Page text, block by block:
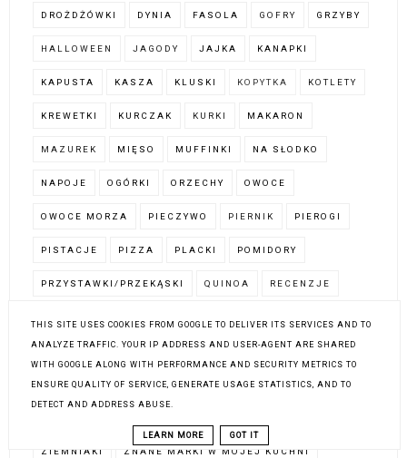
DROŻDŻÓWKI DYNIA FASOLA GOFRY GRZYBY
HALLOWEEN JAGODY JAJKA KANAPKI
KAPUSTA KASZA KLUSKI KOPYTKA KOTLETY
KREWETKI KURCZAK KURKI MAKARON
MAZUREK MIĘSO MUFFINKI NA SŁODKO
NAPOJE OGÓRKI ORZECHY OWOCE
OWOCE MORZA PIECZYWO PIERNIK PIEROGI
PISTACJE PIZZA PLACKI POMIDORY
PRZYSTAWKI/PRZEKĄSKI QUINOA RECENZJE
SUSHI SYLWESTER SZPARAGI TARTY TOFU
TRUSKAWKI TŁUSTY CZWARTEK WALENTYNKI
ZIEMNIAKI ZNANE MARKI W MOJEJ KUCHNI
THIS SITE USES COOKIES FROM GOOGLE TO DELIVER ITS SERVICES AND TO
ANALYZE TRAFFIC. YOUR IP ADDRESS AND USER-AGENT ARE SHARED
WITH GOOGLE ALONG WITH PERFORMANCE AND SECURITY METRICS TO
ENSURE QUALITY OF SERVICE, GENERATE USAGE STATISTICS, AND TO
DETECT AND ADDRESS ABUSE.
LEARN MORE GOT IT